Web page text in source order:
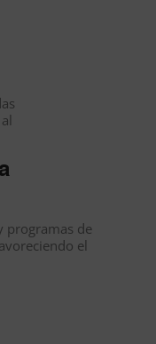
programas de
el